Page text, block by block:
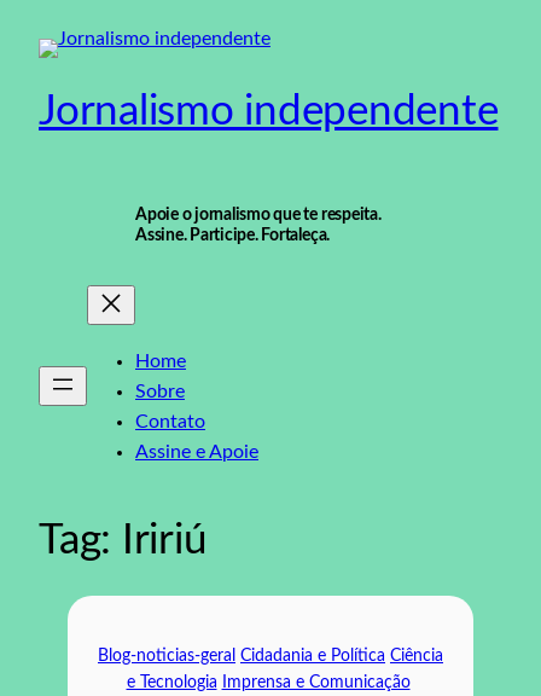
para
conteúdo
Jornalismo independente
Apoie o jornalismo que te respeita.
Assine. Participe. Fortaleça.
Home
Sobre
Contato
Assine e Apoie
Tag: Iririú
Blog-noticias-geral Cidadania e Política Ciência
e Tecnologia
Imprensa e Comunicação